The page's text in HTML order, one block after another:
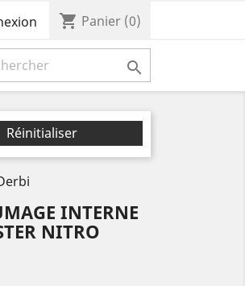
shopping_cart Panier (0)

Réinitialiser
INTERNE
NITRO